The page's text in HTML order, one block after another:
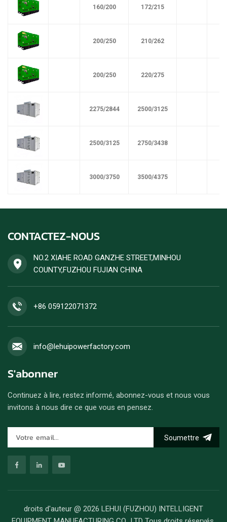
160/200 172/215
200/250 210/262
200/250 220/275
2275/2844 2500/3125
2500/3125 2750/3438
3000/3750 3500/4375
CONTACTEZ-NOUS
NO.2 XIAHE ROAD GANZHE STREET,MINHOU
COUNTY,FUZHOU FUJIAN CHINA
+86 059122071372
info@lehuipowerfactory.com
S'abonner
Continuez à lire, restez informé, abonnez-vous et nous vous
invitons à nous dire ce que vous en pensez.
Soumettre
droits d'auteur @ 2026 LEHUI (FUZHOU) INTELLIGENT